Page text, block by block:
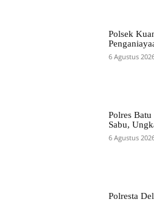
Polsek
6 Agustus
Polres
Sabu,
6 Agustus
Polresta